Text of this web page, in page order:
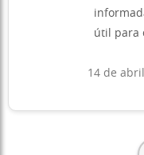
útil para
14 de